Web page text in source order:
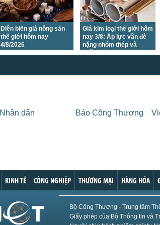
Diễn biến giá nông sản
thế giới hôm nay
4/8/2026
Giá kim loại thế giới hôm
nay 3/8: Áp lực vẫn đè
nặng nhóm thép và
Nhân dân Báo Công Thương
KINH TẾ CÔNG NGHIỆP THƯƠNG MẠI HÀNG HÓA
Bộ Công Thương - Trung tâm
Giấy phép của Bộ Thông tin và